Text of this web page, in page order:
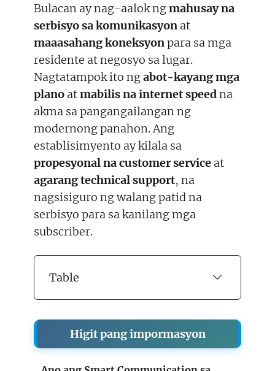
Bulacan ay nag-aalok ngmahusay na
serbisyo sa komunikasyon at
maaasahang koneksyonpara sa mga
residente at negosyo sa lugar.
Nagtatampok ito ngabot-kayang mga
plano atmabilis na internet speedna
akma sa pangangailangan ng
modernong panahon. Ang
establisimyento ay kilala sa
propesyonal na customer service at
agarang technical support, na
nagsisiguro ng walang patid na
serbisyo para sa kanilang mga
subscriber.
Table
Higit pang impormasyon